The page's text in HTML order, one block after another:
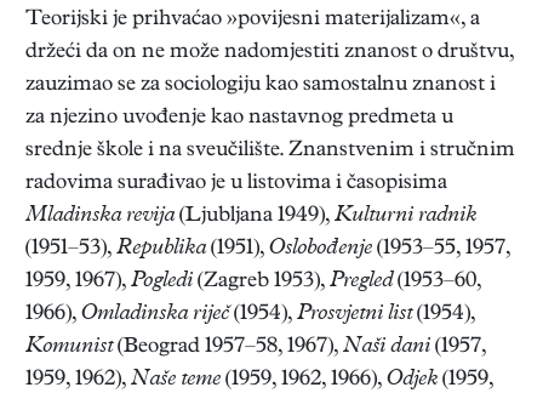
Teorijski je prihvaćao »povijesni materijalizam«, a
držeći da on ne može nadomjestiti znanost o društvu,
zauzimao se za sociologiju kao samostalnu znanost i
za njezino uvođenje kao nastavnog predmeta u
srednje škole i na sveučilište. Znanstvenim i stručnim
radovima surađivao je u listovima i časopisima
Mladinska revija(Ljubljana 1949), Kulturni radnik
(1951–53), Republika(1951), Oslobođenje (1953–55, 1957,
1959, 1967), Pogledi (Zagreb 1953), Pregled(1953–60,
1966), Omladinska riječ(1954), Prosvjetni list(1954),
Komunist(Beograd 1957–58, 1967), Naši dani (1957,
1959, 1962), Naše teme (1959, 1962, 1966), Odjek (1959,